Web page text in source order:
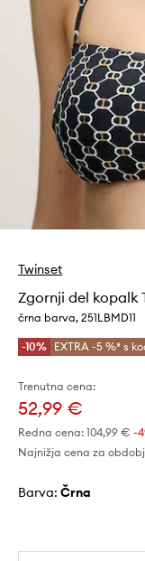
Twinset
Zgornji del kopalk
črna barva, 251LBMD11
-10% EXTRA -5 %* s
Trenutna cena:
52,99 €
Redna cena: 104,99 € -
Najnižja cena za
Barva: črna